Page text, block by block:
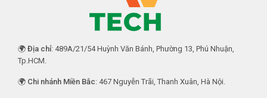
🌍 Địa chỉ: 489A/21/54 Huỳnh Văn Bánh, Phường 13, Phú Nhuận,
Tp.HCM.
🌍 Chi nhánh Miền Bắc: 467 Nguyễn Trãi, Thanh Xuân, Hà Nội.